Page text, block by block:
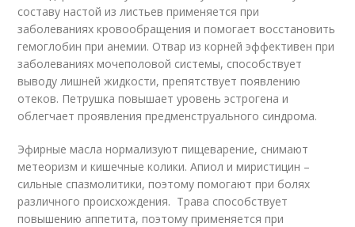
составу настой из листьев применяется при
заболеваниях кровообращения и помогает восстановить
гемоглобин при анемии. Отвар из корней эффективен при
заболеваниях мочеполовой системы, способствует
выводу лишней жидкости, препятствует появлению
отеков. Петрушка повышает уровень эстрогена и
облегчает проявления предменструального синдрома.
Эфирные масла нормализуют пищеварение, снимают
метеоризм и кишечные колики. Апиол и миристицин –
сильные спазмолитики, поэтому помогают при болях
различного происхождения. Трава способствует
повышению аппетита, поэтому применяется при